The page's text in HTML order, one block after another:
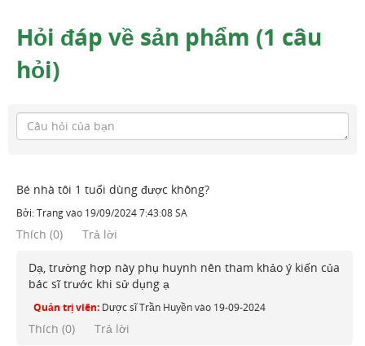
Hỏi đáp về sản phẩm (1 câu
hỏi)
Bé nhà tôi 1 tuổi dùng được không?
Bởi:Trangvào 19/09/2024 7:43:08 SA
Thích (0) Trả lời
Dạ, trường hợp này phụ huynh nên tham khảo ý kiến của
bác sĩ trước khi sử dụng ạ
Quản trị viên: Dược sĩ Trần Huyềnvào 19-09-2024
Thích (0) Trả lời